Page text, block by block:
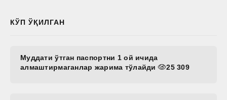
КЎП ЎҚИЛГАН
Муддати ўтган паспортни 1 ой ичида
алмаштирмаганлар жарима тўлайди
25 309